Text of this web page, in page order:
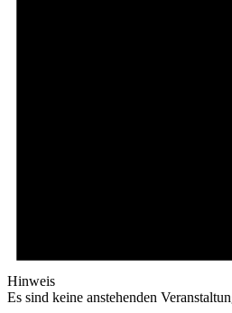
Hinweis
Es sind keine anstehenden